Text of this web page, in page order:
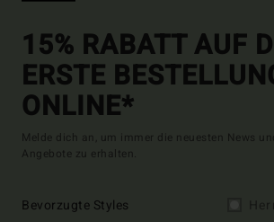
15% RABATT AUF
ERSTE
ONLINE*
Melde dich an, um immer die neuesten News
Angebote zu erhalten.
Bevorzugte Styles